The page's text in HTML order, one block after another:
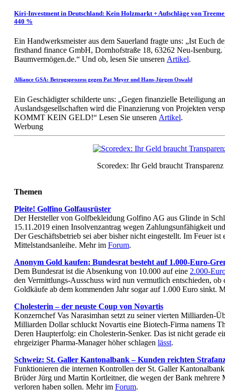
Kiri-Investment in Deutschland: Kein Holzmarkt + Aufschläge von
440 %
Ein Handwerksmeister aus dem Sauerland fragte uns: „Ist Euch
firsthand finance GmbH, Dornhofstraße 18, 63262 Neu-Isenburg.
Baumvermögen.de.“ Und ob, lesen Sie unseren Artikel.
Alliance GSA: Betrugsprozess gegen Pat Meyer und Hans-Jürgen Oswald
Ein Geschädigter schilderte uns: „Gegen finanzielle Beteiligung
Auslandsgesellschaften wird die Finanzierung von Projekten
KOMMT KEIN GELD!“ Lesen Sie unseren Artikel.
Werbung
Scoredex: Ihr Geld braucht Transparenz
Themen
Pleite! Golfino Golfausrüster
Der Hersteller von Golfbekleidung Golfino AG aus Glinde in
15.11.2019 einen Insolvenzantrag wegen Zahlungsunfähigkeit
Der Geschäftsbetrieb sei aber bisher nicht eingestellt. Im Feuer
Mittelstandsanleihe. Mehr im Forum.
Anonym Gold kaufen: Bundesrat besteht auf 1.000-Euro-
Dem Bundesrat ist die Absenkung von 10.000 auf eine 2.000-
den Vermittlungs-Ausschuss wird nun vermutlich entschieden, ob
Goldkäufe ab dem kommenden Jahr sogar auf 1.000 Euro sinkt.
Cholesterin – der neuste Coup von Novartis
Konzernchef Vas Narasimhan setzt zu seiner vierten Milliarden-
Milliarden Dollar schluckt Novartis eine Biotech-Firma namens
Deren Haupterfolg: ein Cholesterin-Senker. Das ist nicht gerade
ehrgeiziger Pharma-Manager höher schlagen lässt.
Schweiz: St. Galler Kantonalbank – Kunden reichten
Funktionieren die internen Kontrollen der St. Galler
Brüder Jürg und Martin Kortleitner, die wegen der Bank mehrere
verloren haben sollen. Mehr im Forum.